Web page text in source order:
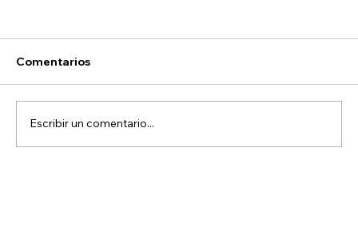
Comentarios
Escribir un comentario...